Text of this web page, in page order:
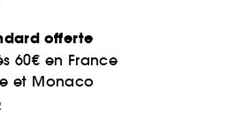
offerte
60€ en France
et Monaco